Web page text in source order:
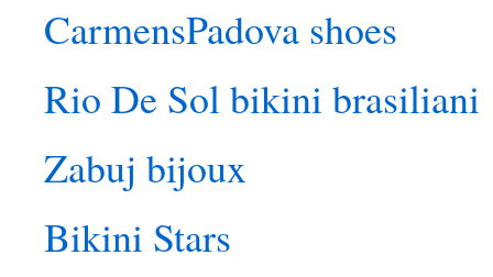
CarmensPadova shoes
Rio De Sol bikini brasiliani
Zabuj bijoux
Bikini Stars